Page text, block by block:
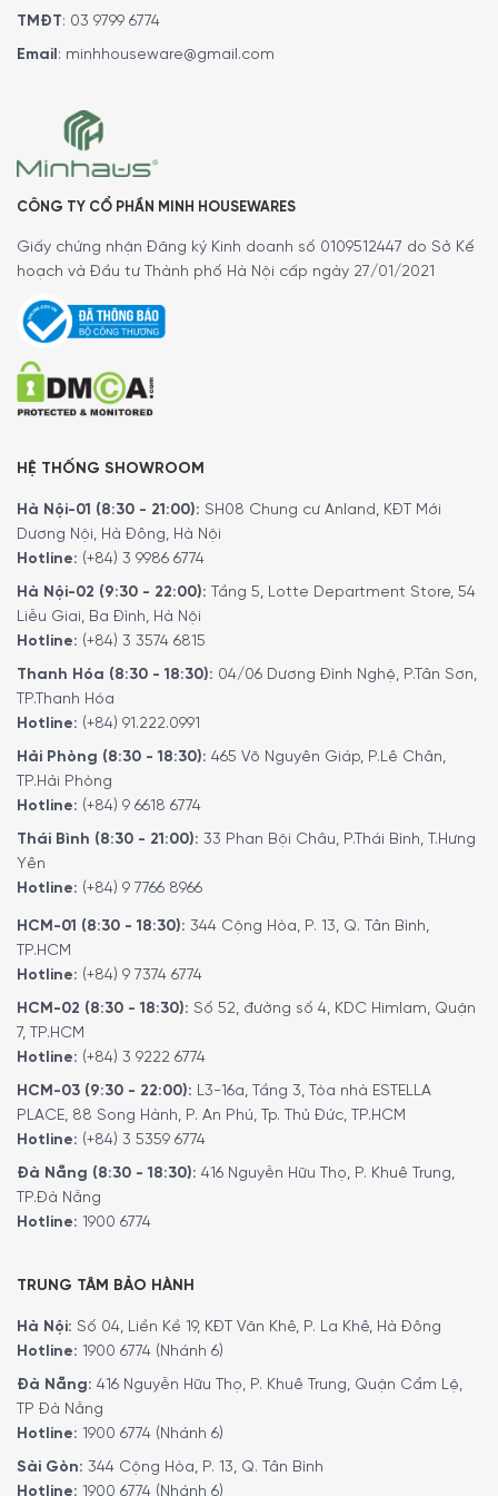
26, CKFF2801CRM – Size 28, CKFF3001CRM) – Size 30.
Red (CKFF2401RDM)
CKFF2801BLM – Size 28, CKFF3001BLM) – Size 30.
dạng
Đặc điểm nổi bật của sản phẩm
Thiết kế – kích cỡ chảo
Chảo chống dính Smeg CKFFcó thiết kế hiện đại, bo tròn
mềm mại với tay cầm thép không gỉ được tán đinh chắc
chắn, cách nhiệt tốt, dễ cầm nắm khi thao tác. Lòng
chảo sâu, thích hợp với nhiều phương pháp nấu như chiên,
xào, áp chảo, thậm chí là nấu nước xốt hay món kho.
Sản phẩm có nhiều kích cỡ để lựa chọn:
Ø 24 cm– Dung tích 1,9 lít – Nặng 1,6 kg: Phù hợp cho
phần ăn nhỏ, chiên trứng, áp chảo rau củ, thịt lát mỏng.
bữa ăn 2–3 người, xào rau, chiên cá nguyên con nhỏ.
Ø 28 cm – Dung tích 2,7 lít – Nặng 2 kg: Dùng để xào
Ø 30 cm– Dung tích 3,3 lít – Nặng 2,2 kg: Thích hợp với
nguyên đùi, rang cơm, nấu mì.
Độ dày thành chảo 0,45 cm
TMĐT: 03 9799 6774
Email : minhhouseware@gmail.com
CÔNG TY CỔ PHẦN MINH HOUSEWARES
Giấy chứng nhận Đăng ký Kinh doanh số 0109512447 do Sở Kế
hoạch và Đầu tư Thành phố Hà Nội cấp ngày 27/01/2021
HỆ THỐNG SHOWROOM
Hà Nội-01 (8:30 - 21:00): SH08 Chung cư Anland, KĐT Mới
Dương Nội, Hà Đông, Hà Nội
Hotline: (+84) 3 9986 6774
Hà Nội-02 (9:30 - 22:00): Tầng 5, Lotte Department Store, 54
Liễu Giai, Ba Đình, Hà Nội
Hotline: (+84) 3 3574 6815
Thanh Hóa (8:30 - 18:30): 04/06 Dương Đình Nghệ, P.Tân Sơn,
TP.Thanh Hóa
Hotline: (+84) 91.222.0991
Hải Phòng (8:30 - 18:30): 465 Võ Nguyên Giáp, P.Lê Chân,
TP.Hải Phòng
Hotline: (+84) 9 6618 6774
Thái Bình (8:30 - 21:00): 33 Phan Bội Châu, P.Thái Bình, T.Hưng
Yên
Hotline: (+84) 9 7766 8966
HCM-01 (8:30 - 18:30): 344 Cộng Hòa, P. 13, Q. Tân Bình,
TP.HCM
Hotline: (+84) 9 7374 6774
HCM-02 (8:30 - 18:30): Số 52, đường số 4, KDC Himlam, Quận
7, TP.HCM
Hotline: (+84) 3 9222 6774
HCM-03 (9:30 - 22:00): L3-16a, Tầng 3, Tòa nhà ESTELLA
PLACE, 88 Song Hành, P. An Phú, Tp. Thủ Đức, TP.HCM
Hotline: (+84) 3 5359 6774
Đà Nẵng (8:30 - 18:30): 416 Nguyễn Hữu Thọ, P. Khuê Trung,
TP.Đà Nẵng
Hotline: 1900 6774
TRUNG TÂM BẢO HÀNH
Hà Nội: Số 04, Liền Kề 19, KĐT Văn Khê, P. La Khê, Hà Đông
Hotline: 1900 6774 (Nhánh 6)
Đà Nẵng: 416 Nguyễn Hữu Thọ, P. Khuê Trung, Quận Cẩm Lệ,
TP Đà Nẵng
Hotline: 1900 6774 (Nhánh 6)
Sài Gòn: 344 Cộng Hòa, P. 13, Q. Tân Bình
Hotline: 1900 6774 (Nhánh 6)